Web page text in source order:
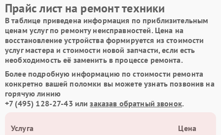
Прайс лист на ремонт техники
В таблице приведена информация по приблизительным
ценам услуг по ремонту неисправностей. Цена на
восстановление устройства формируется из стоимости
услуг мастера и стоимости новой запчасти, если есть
необходимость её заменить в процессе ремонта.
Более подробную информацию по стоимости ремонта
конкретно вашей поломки вы можете узнать позвонив на
горячую линию
+7 (495) 128-27-43 илизаказав обратный звонок.
Услуга Цена